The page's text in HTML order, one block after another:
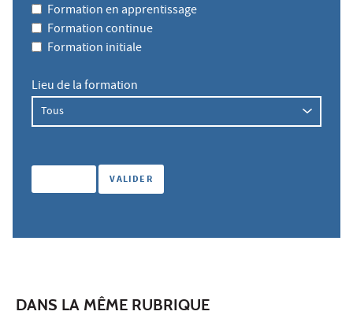
Formation en apprentissage
Formation continue
Formation initiale
Lieu de la formation
DANS LA MÊME RUBRIQUE